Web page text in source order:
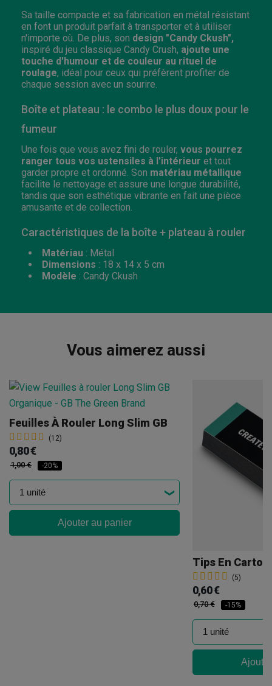
Sa taille compacte et sa fabrication en métal résistant
en font un produit parfait à transporter et à utiliser
n'importe où. De plus, son design "Candy Ckush",
inspiré du jeu classique Candy Crush, ajoute une
touche d'humour et de couleur au rituel de
roulage, idéal pour ceux qui préfèrent profiter de
chaque session avec un sourire.
Boîte et plateau : le combo le plus doux pour le
fumeur
Une fois que vous avez fini de rouler, vous pourrez
ranger tous vos ustensiles à l'intérieur et tout
garder propre et ordonné. Son matériau métallique
facilite le nettoyage et assure une longue durabilité,
tandis que son esthétique vibrante en fait une pièce
amusante et de collection.
Caractéristiques de la boîte + plateau à rouler
Matériau : Métal
Dimensions : 18 x 14 x 5 cm
Modèle : Candy Ckush
Vous aimerez aussi
Feuilles À Rouler Long Slim GB
(12)
0,80 €
1,00 € -20%
Ajouter au panier
Tips En Carton
(5)
0,60 €
0,70 € -15%